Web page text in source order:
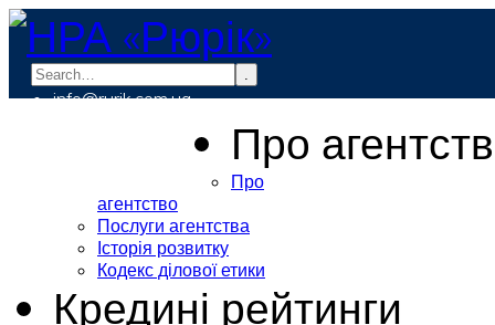
.
info@rurik.com.ua
Про
Про
агентство
Послуги агентства
Історія розвитку
Кодекс ділової етики
Кредині рейтинги